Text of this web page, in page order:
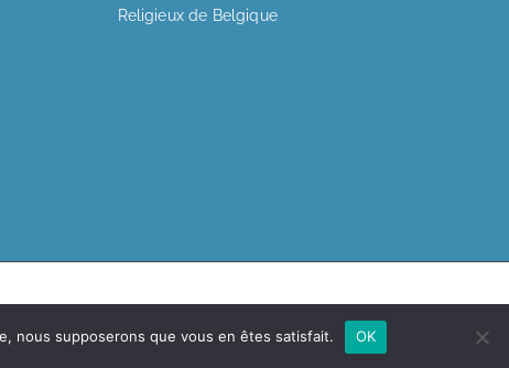
Religieux de Belgique
nous supposerons que vous en êtes satisfait. OK